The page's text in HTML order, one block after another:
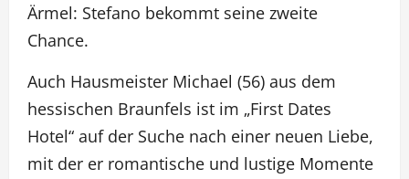
Ärmel: Stefano bekommt seine zweite
Chance.
Auch Hausmeister Michael (56) aus dem
hessischen Braunfels ist im „First Dates
Hotel“ auf der Suche nach einer neuen Liebe,
mit der er romantische und lustige Momente